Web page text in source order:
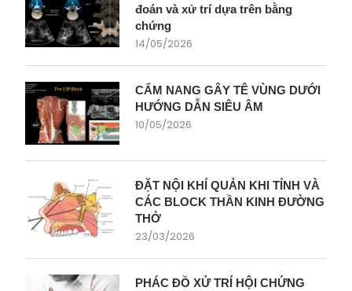
đoán và xử trí dựa trên bằng
chứng
14/05/2026
CẨM NANG GÂY TÊ VÙNG DƯỚI
HƯỚNG DẪN SIÊU ÂM
10/05/2026
ĐẶT NỘI KHÍ QUẢN KHI TỈNH VÀ
CÁC BLOCK THẦN KINH ĐƯỜNG
THỞ
23/03/2026
PHÁC ĐỒ XỬ TRÍ HỘI CHỨNG